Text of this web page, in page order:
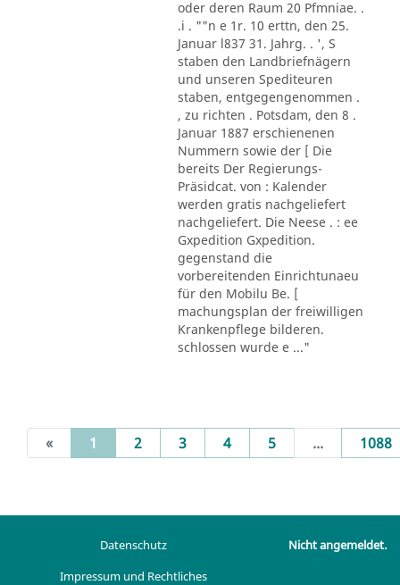
oder deren Raum 20 Pfmniae. .
.i . ""n e 1r. 10 erttn, den 25.
Januar l837 31. Jahrg. . ', S
staben den Landbriefnägern
und unseren Spediteuren
staben, entgegengenommen .
, zu richten . Potsdam, den 8 .
Januar 1887 erschienenen
Nummern sowie der [ Die
bereits Der Regierungs-
Präsidcat. von : Kalender
werden gratis nachgeliefert
nachgeliefert. Die Neese . : ee
Gxpedition Gxpedition.
gegenstand die
vorbereitenden Einrichtunaeu
für den Mobilu Be. [
machungsplan der freiwilligen
Krankenpflege bilderen.
schlossen wurde e ..."
« 1 (current)
2 3 4 5 ... 1088
Datenschutz
Impressum und Rechtliches
Nicht angemeldet.